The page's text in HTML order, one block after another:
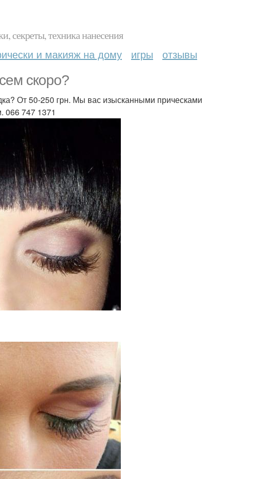
секреты, техника нанесения
и макияж на дому игры отзывы
скоро?
От 50-250 грн. Мы вас изысканными прическами
747 1371